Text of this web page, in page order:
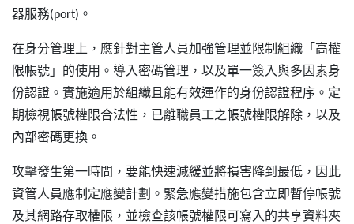
器服務(port)。
在身分管理上，應針對主管人員加強管理並限制組織「高權
限帳號」的使用。導入密碼管理，以及單一簽入與多因素身
份認證。實施適用於組織且能有效運作的身份認證程序。定
期檢視帳號權限合法性，已離職員工之帳號權限解除，以及
內部密碼更換。
攻擊發生第一時間，要能快速減緩並將損害降到最低，因此
資管人員應制定應變計劃。緊急應變措施包含立即暫停帳號
及其網路存取權限，並檢查該帳號權限可寫入的共享資料夾